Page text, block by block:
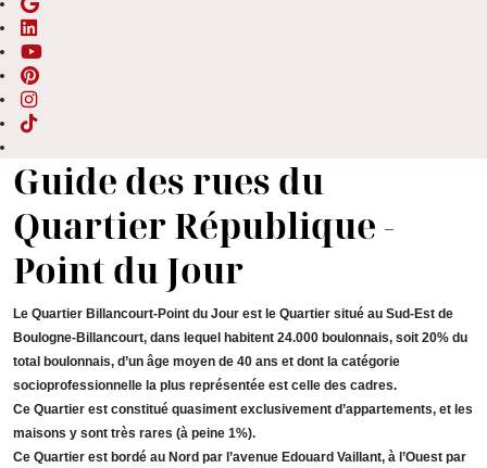
Guide des rues du
Quartier République -
Point du Jour
Le Quartier Billancourt-Point du Jour est le Quartier situé au Sud-Est de
Boulogne-Billancourt, dans lequel habitent 24.000 boulonnais, soit 20% du
total boulonnais, d’un âge moyen de 40 ans et dont la catégorie
socioprofessionnelle la plus représentée est celle des cadres.
Ce Quartier est constitué quasiment exclusivement d’appartements, et les
maisons y sont très rares (à peine 1%).
Ce Quartier est bordé au Nord par l’avenue Edouard Vaillant, à l’Ouest par